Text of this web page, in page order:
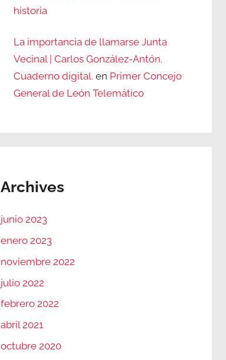
historia
La importancia de llamarse Junta
Vecinal | Carlos González-Antón.
Cuaderno digital. en Primer Concejo
General de León Telemático
Archives
junio 2023
enero 2023
noviembre 2022
julio 2022
febrero 2022
abril 2021
octubre 2020